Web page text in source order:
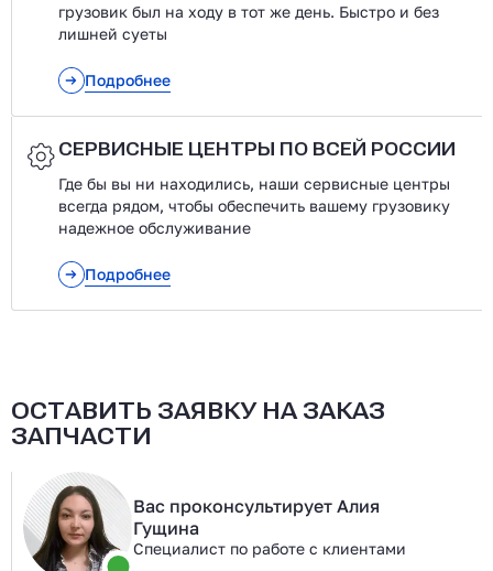
грузовик был на ходу в тот же день. Быстро и без
лишней суеты
Подробнее
СЕРВИСНЫЕ ЦЕНТРЫ ПО ВСЕЙ РОССИИ
Где бы вы ни находились, наши сервисные центры
всегда рядом, чтобы обеспечить вашему грузовику
надежное обслуживание
Подробнее
ОСТАВИТЬ ЗАЯВКУ НА ЗАКАЗ
ЗАПЧАСТИ
Вас проконсультирует Алия
Гущина
Специалист по работе с клиентами